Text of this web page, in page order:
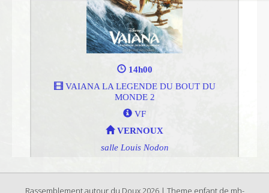
Rassemblement autour du Doux 2026 | Theme enfant de mh-